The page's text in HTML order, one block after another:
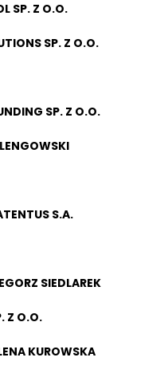
SP. Z O.O.
SP. Z O.O.
SP. Z O.O.
S.A.
SIEDLAREK
Z O.O.
KUROWSKA